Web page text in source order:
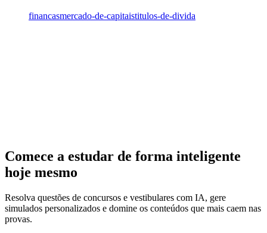
financasmercado-de-capitaistitulos-de-divida
Comece a estudar de forma inteligente
hoje mesmo
Resolva questões de concursos e vestibulares com IA, gere
simulados personalizados e domine os conteúdos que mais caem nas
provas.